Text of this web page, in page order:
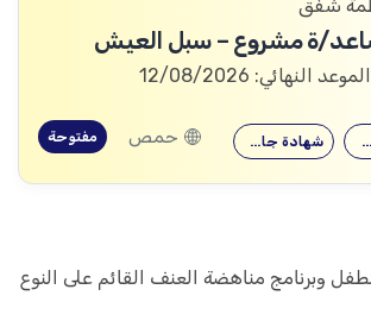
شفق
ة مشروع – سبل العيش
الموعد النهائي: 12/08/2026
شهادة جامعية الاقتصاد حمص مفتوحة
وبرنامج مناهضة العنف القائم على النوع